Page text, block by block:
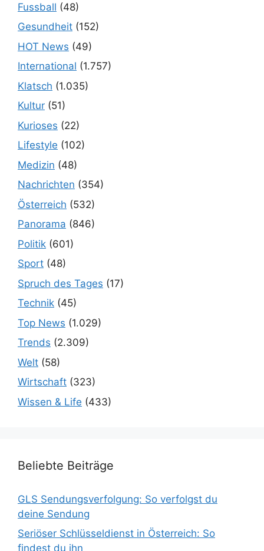
Fussball (48)
Gesundheit (152)
HOT News (49)
International (1.757)
Klatsch (1.035)
Kultur (51)
Kurioses (22)
Lifestyle (102)
Medizin (48)
Nachrichten (354)
Österreich (532)
Panorama (846)
Politik (601)
Sport (48)
Spruch des Tages (17)
Technik (45)
Top News (1.029)
Trends (2.309)
Welt (58)
Wirtschaft (323)
Wissen & Life (433)
Beliebte Beiträge
GLS Sendungsverfolgung: So verfolgst du
deine Sendung
Seriöser Schlüsseldienst in Österreich: So
findest du ihn